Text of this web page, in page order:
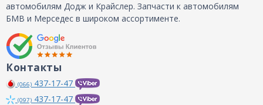
автомобилям Додж и Крайслер. Запчасти к автомобилям
БМВ и Мерседес в широком ассортименте.
Контакты
(066) 437-17-47
(097) 437-17-47